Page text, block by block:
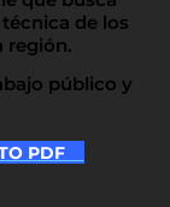
de los
región.
público y
PDF